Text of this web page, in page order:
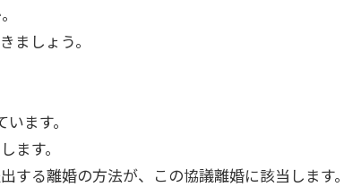
ましょう。
ます。
ます。
る離婚の方法が、この協議離婚に該当します。